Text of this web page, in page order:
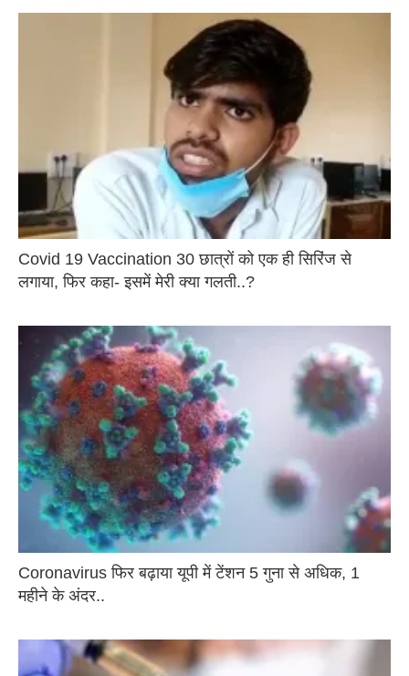
Covid 19 Vaccination 30 छात्रों को एक ही सिरिंज से
लगाया, फिर कहा- इसमें मेरी क्या गलती..?
Coronavirus फिर बढ़ाया यूपी में टेंशन 5 गुना से अधिक, 1
महीने के अंदर..